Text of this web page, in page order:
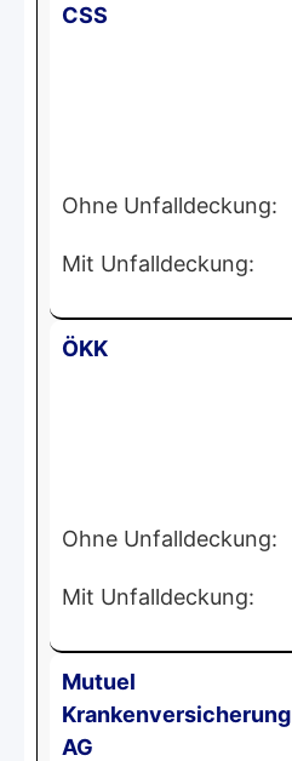
CSS
Ohne Unfalldeckung:
Mit Unfalldeckung:
ÖKK
Ohne Unfalldeckung:
Mit Unfalldeckung:
Mutuel
Krankenversicherung
AG